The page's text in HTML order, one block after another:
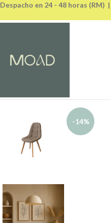
-14%
Despacho en 24 - 48 horas